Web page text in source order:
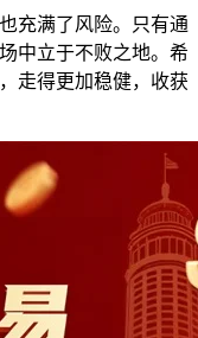
充满了风险。只有通
中立于不败之地。希
走得更加稳健，收获